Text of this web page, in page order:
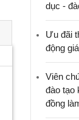
dục -
Ưu đãi
động
Viên
đào tạo
đồng